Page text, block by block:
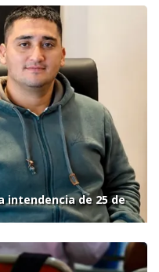
intendencia de 25 de